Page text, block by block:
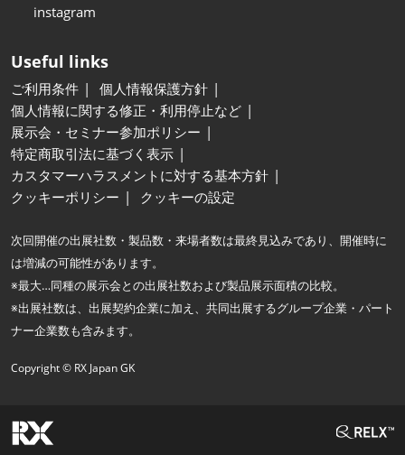
instagram
Useful links
ご利用条件
個人情報保護方針
個人情報に関する修正・利用停止など
展示会・セミナー参加ポリシー
特定商取引法に基づく表示
カスタマーハラスメントに対する基本方針
クッキーポリシー
クッキーの設定
次回開催の出展社数・製品数・来場者数は最終見込みであり、開催時に
は増減の可能性があります。
※最大…同種の展示会との出展社数および製品展示面積の比較。
※出展社数は、出展契約企業に加え、共同出展するグループ企業・パート
ナー企業数も含みます。
Copyright © RX Japan GK